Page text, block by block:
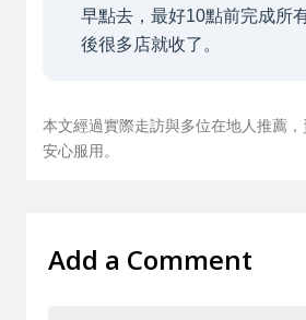
早點去，最好10點前完成所
後很多店就收了。
本文經過實際走訪與多位在地人推薦
安心服用。
Add a Comment